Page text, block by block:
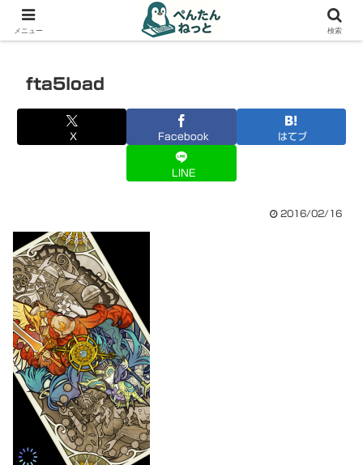
PCやガジェットの備忘録
fta5load
X Facebook はてブ
LINE
2016/02/16
メニュー 検索